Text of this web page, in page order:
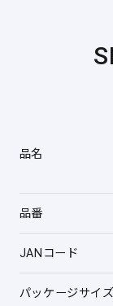
品名
品番
JANコード
パッケージサイズ